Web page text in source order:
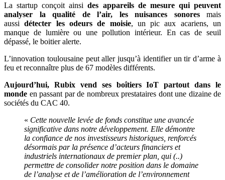
La startup conçoit ainsides appareils de mesure qui peuvent
analyser la qualité de l’air, les nuisances sonoresmais
aussidétecter les odeurs de moisie, un pic aux acariens, un
manque de lumière ou une pollution intérieur. En cas de seuil
dépassé, le boitier alerte.
L’innovation toulousaine peut aller jusqu’à identifier un tir d’arme à
feu et reconnaître plus de 67 modèles différents.
Aujourd’hui, Rubix vend ses boîtiers IoT partout dans le
monde en passant par de nombreux prestataires dont une dizaine de
sociétés du CAC 40.
« Cette nouvelle levée de fonds constitue une avancée
significative dans notre développement. Elle démontre
la confiance de nos investisseurs historiques, renforcés
désormais par la présence d’acteurs financiers et
industriels internationaux de premier plan, qui (..)
permettre de consolider notre position dans le domaine
de l’analyse et de l’amélioration de l’environnement